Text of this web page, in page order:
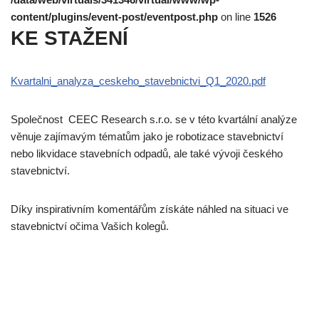
content/plugins/event-post/eventpost.php on line 1526
KE STAŽENÍ
Kvartalni_analyza_ceskeho_stavebnictvi_Q1_2020.pdf
Společnost CEEC Research s.r.o. se v této kvartální analýze
věnuje zajímavým tématům jako je robotizace stavebnictví
nebo likvidace stavebních odpadů, ale také vývoji českého
stavebnictví.
Díky inspirativním komentářům získáte náhled na situaci ve
stavebnictví očima Vašich kolegů.